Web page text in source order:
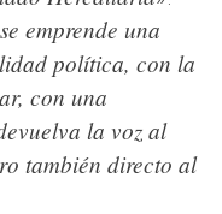
emprende una
política, con la
con una
la voz al
también directo al